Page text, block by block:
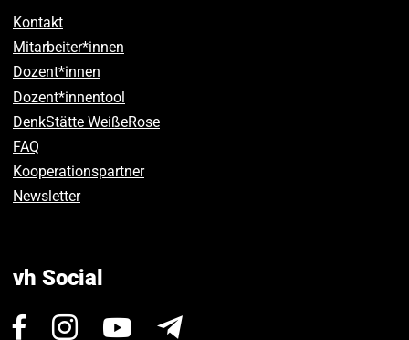
Kontakt
Mitarbeiter*innen
Dozent*innen
Dozent*innentool
DenkStätte WeißeRose
FAQ
Kooperationspartner
Newsletter
vh Social
Visit Visit
Visit